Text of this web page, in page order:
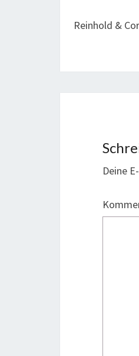
Reinhold &
Deine